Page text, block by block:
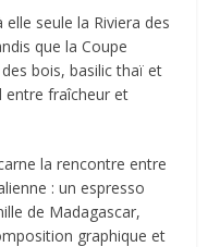
seule la Riviera des
que la Coupe
bois, basilic thaï et
entre fraîcheur et
la rencontre entre
: un espresso
de Madagascar,
graphique et